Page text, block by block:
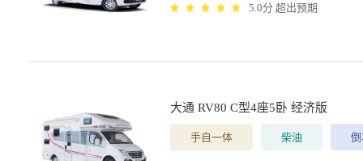
5.0分 超出预期
大通 RV80 C型4座5卧 经济版
手自一体 柴油